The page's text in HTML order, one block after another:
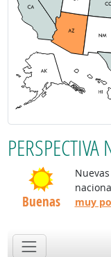
PERSPECTIVA
Buenas
muy